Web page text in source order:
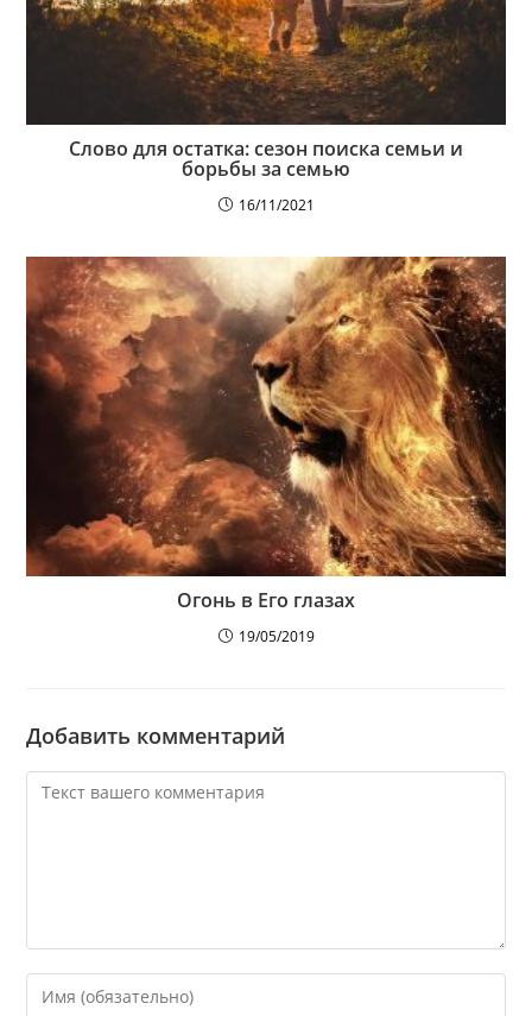
Слово для остатка: сезон поиска семьи и
борьбы за семью
16/11/2021
Огонь в Его глазах
19/05/2019
Добавить комментарий